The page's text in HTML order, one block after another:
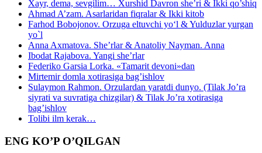
Xayr, dema, sevgilim… Xurshid Davron she’ri & Ikki qo’shiq
Ahmad A’zam. Asarlaridan fiqralar & Ikki kitob
Farhod Bobojonov. Orzuga eltuvchi yo‘l & Yulduzlar yurgan
yo`l
Anna Axmatova. She’rlar & Anatoliy Nayman. Anna
Ibodat Rajabova. Yangi she’rlar
Federiko Garsia Lorka. «Tamarit devoni»dan
Mirtemir domla xotirasiga bag’ishlov
Sulaymon Rahmon. Orzulardan yaratdi dunyo. (Tilak Jo’ra
siyrati va suvratiga chizgilar) & Tilak Jo’ra xotirasiga
bag’ishlov
Tolibi ilm kerak…
ENG KO’P O’QILGAN